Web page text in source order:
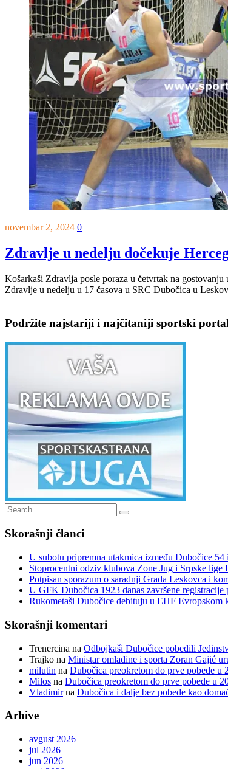
novembar 2, 2024 0
Zdravlje u nedelju dočekuje
Košarkaši Zdravlja posle poraza u četvrtak na
Zdravlje u nedelju u 17 časova u SRC Dubočica u
Podržite najstariji i najčitaniji sportski
Search
for:
Search
Skorašnji članci
U subotu pripremna utakmica između Dubočice 54
Stoprocentni odziv klubova Zone Jug i Srpske lige
Potpisan sporazum o saradnji Grada Leskovca i
U GFK Dubočica 1923 danas završene registracije
Rukometaši Dubočice debituju u EHF Evropskom
Skorašnji komentari
Trenercina na Odbojkaši Dubočice pobedili
Trajko na Ministar omladine i sporta Zoran Gajić
milutin na Dubočica preokretom do prve pobede u
Milos na Dubočica preokretom do prve pobede u
Vladimirna Dubočica i dalje bez pobede kao
Arhive
avgust 2026
jul 2026
jun 2026